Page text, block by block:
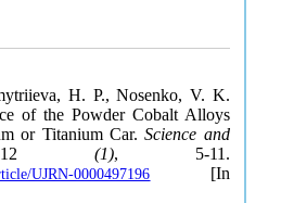
H. P., Nosenko, V. K.
of the Powder Cobalt Alloys
or Titanium Car.Science and
(1), 5-11.
UJRN-0000497196 [In